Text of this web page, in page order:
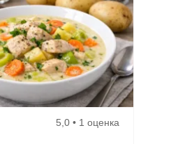
5,0 • 1 оценка